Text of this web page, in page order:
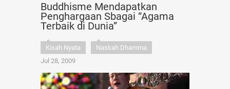
Buddhisme Mendapatkan
Penghargaan Sbagai “Agama
Terbaik di Dunia”
Kisah Nyata
Naskah Dhamma
Jul 28, 2009